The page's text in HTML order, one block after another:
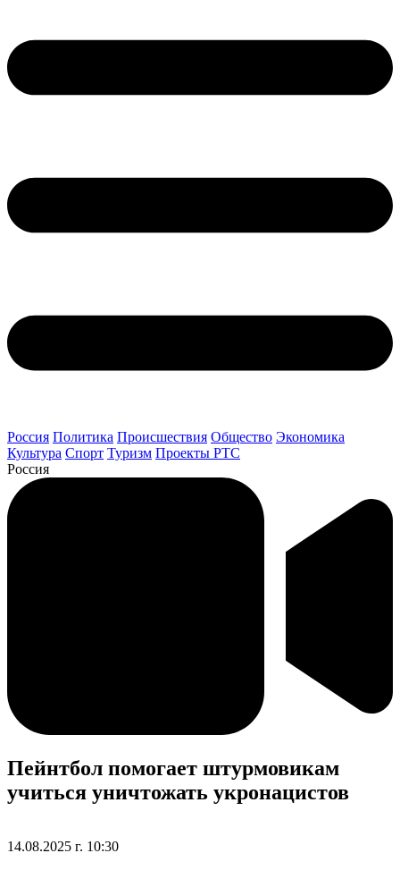
Россия Политика Происшествия Общество Экономика
Культура Спорт Туризм Проекты РТС
Россия
Пейнтбол помогает штурмовикам
учиться уничтожать укронацистов
14.08.2025 г. 10:30